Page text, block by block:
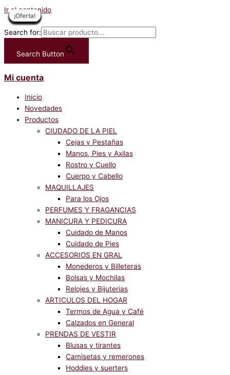
Ir al contenido
Search for:
Search Button
Mi cuenta
Inicio
Novedades
Productos
CIUDADO DE LA PIEL
Cejas y Pestañas
Manos, Pies y Axilas
Rostro y Cuello
Cuerpo y Cabello
MAQUILLAJES
Para los Ojos
PERFUMES Y FRAGANCIAS
MANICURA Y PEDICURA
Cuidado de Manos
Cuidado de Pies
ACCESORIOS EN GRAL
Monederos y Billeteras
Bolsas y Mochilas
Relojes y Bijuterias
ARTICULOS DEL HOGAR
Termos de Agua y Café
Calzados en General
PRENDAS DE VESTIR
Blusas y tirantes
Camisetas y remerones
Hoddies y suerters
¡Oferta!
¡Oferta!
¡Oferta!
¡Oferta!
¡Oferta!
¡Oferta!
¡Oferta!
¡Oferta!
¡Oferta!
¡Oferta!
¡Oferta!
¡Oferta!
¡Oferta!
¡Oferta!
¡Oferta!
¡Oferta!
¡Oferta!
¡Oferta!
¡Oferta!
¡Oferta!
¡Oferta!